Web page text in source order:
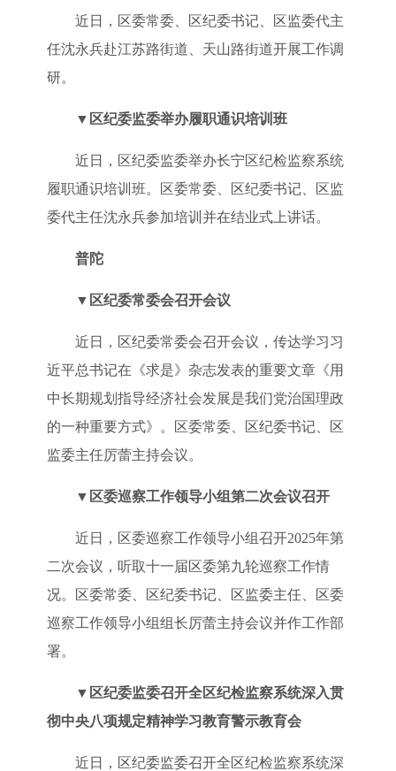
近日，区委常委、区纪委书记、区监委代主
任沈永兵赴江苏路街道、天山路街道开展工作调
研。
▼ 区纪委监委举办履职通识培训班
近日，区纪委监委举办长宁区纪检监察系统
履职通识培训班。区委常委、区纪委书记、区监
委代主任沈永兵参加培训并在结业式上讲话。
普陀
▼ 区纪委常委会召开会议
近日，区纪委常委会召开会议，传达学习习
近平总书记在《求是》杂志发表的重要文章《用
中长期规划指导经济社会发展是我们党治国理政
的一种重要方式》。区委常委、区纪委书记、区
监委主任厉蕾主持会议。
▼ 区委巡察工作领导小组第二次会议召开
近日，区委巡察工作领导小组召开2025年第
二次会议，听取十一届区委第九轮巡察工作情
况。区委常委、区纪委书记、区监委主任、区委
巡察工作领导小组组长厉蕾主持会议并作工作部
署。
▼ 区纪委监委召开全区纪检监察系统深入贯
彻中央八项规定精神学习教育警示教育会
近日，区纪委监委召开全区纪检监察系统深